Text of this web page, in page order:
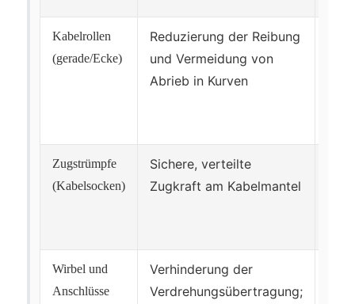
Kabelrollen
(gerade/Ecke)
Reduzierung der Reibung
und Vermeidung von
Abrieb in Kurven
Zugstrümpfe
(Kabelsocken)
Sichere, verteilte
Zugkraft am Kabelmantel
Wirbel und
Anschlüsse
Verhinderung der
Verdrehungsübertragung;